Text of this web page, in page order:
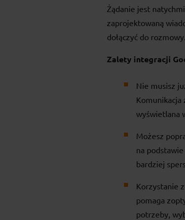
Żądanie jest
zaprojektowaną
dołączyć do rozmowy.
Zalety integracji
Nie musisz
wyświetlana
Możesz
na
bardziej
Korzystanie
pomaga
potrzeby,